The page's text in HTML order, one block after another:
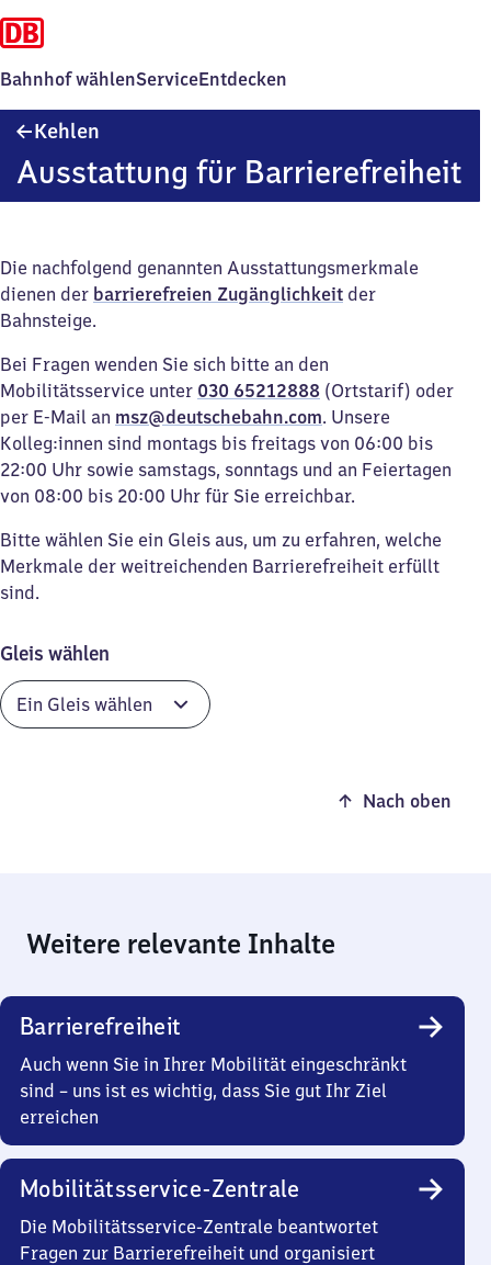
Bahnhof wählenServiceEntdecken
Kehlen
Ausstattung für Barrierefreiheit
Die nachfolgend genannten Ausstattungsmerkmale
dienen der barrierefreien Zugänglichkeit der
Bahnsteige.
Bei Fragen wenden Sie sich bitte an den
Mobilitätsservice unter 030 65212888 (Ortstarif) oder
per E-Mail an msz@deutschebahn.com. Unsere
Kolleg:innen sind montags bis freitags von 06:00 bis
22:00 Uhr sowie samstags, sonntags und an Feiertagen
von 08:00 bis 20:00 Uhr für Sie erreichbar.
Bitte wählen Sie ein Gleis aus, um zu erfahren, welche
Merkmale der weitreichenden Barrierefreiheit erfüllt
sind.
Gleis wählen
Nach oben
Weitere relevante Inhalte
Barrierefreiheit
Auch wenn Sie in Ihrer Mobilität eingeschränkt
sind – uns ist es wichtig, dass Sie gut Ihr Ziel
erreichen
Mobilitätsservice-Zentrale
Die Mobilitätsservice-Zentrale beantwortet
Fragen zur Barrierefreiheit und organisiert